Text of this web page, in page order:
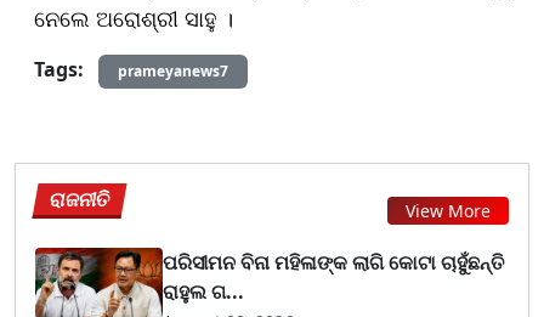
ନେଲେ ଅରୋଶ୍ରୀ ସାହୁ ।
Tags: prameyanews7
ରାଜନୀତି View More
ପରିସୀମନ ବିନା ମହିଳାଙ୍କ ଲାଗି କୋଟା ଚାହୁଁଛନ୍ତି
ରାହୁଲ ଗ...